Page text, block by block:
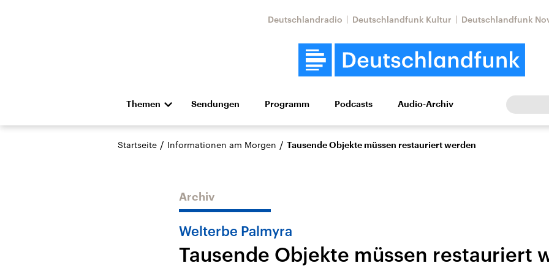
Deutschlandradio Deutschlandfunk Kultur Deutschlandfunk
Themen
Die Nachrichten Politik Wirtschaft Wissen Kultur Europa
Hörspiel und Feature Musik
Landtagswahl Sachsen-
USA
Aktuelle Beiträge,
Nahostkonflikt
Iran
Sendungen Programm Podcasts Audio-Archiv
Startseite / Informationen am Morgen / Tausende Objekte müssen restauriert werden
Archiv
Welterbe Palmyra
Tausende Objekte müssen restauriert